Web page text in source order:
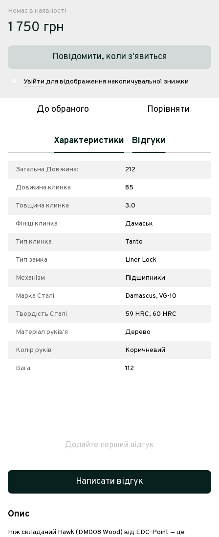
Немає в наявності
1 750 грн
Повідомити, коли з'явиться
Увійти для відображення накопичувальної знижки
До обраного Порівняти
Характеристики Відгуки
Загальна Довжина: 212
Довжина клинка 85
Товщина клинка 3.0
Фініш клинка Дамаськ
Тип клинка Tanto
Тип замка Liner Lock
Механізм Підшипники
Марка Сталі Damascus, VG-10
Твердість Сталі 59 HRC, 60 HRC
Матеріал руків'я Дерево
Колір руків Коричневий
Вага 112
Додайте перший відгук
Написати відгук
Опис
Ніж складаний Hawk (DM008 Wood) від EDC-Point — це